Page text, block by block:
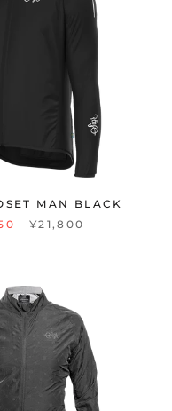
MAN BLACK
¥21,800